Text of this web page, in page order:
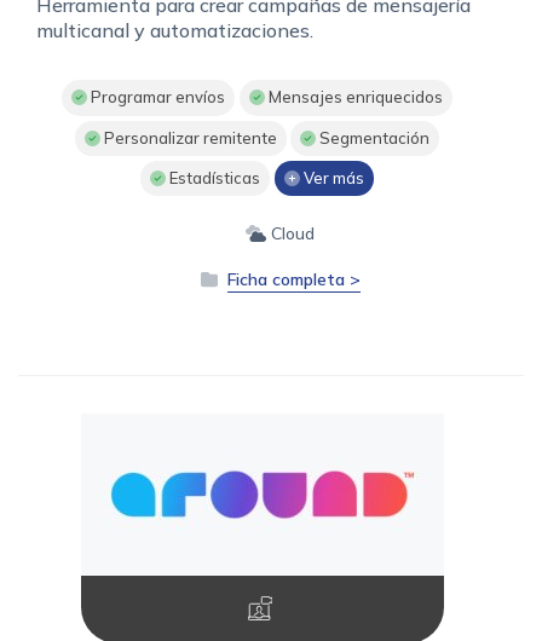
Herramienta para crear campañas de mensajería
multicanal y automatizaciones.
Programar envíos Mensajes enriquecidos
Personalizar remitente Segmentación
Estadísticas Ver más
Cloud
Ficha completa >